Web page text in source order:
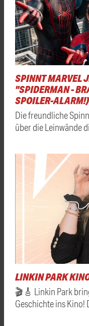
SPINNT MARVEL
"SPIDERMAN -
SPOILER-ALARM!)
Die freundliche
über die Leinwände
LINKIN PARK
🎬🎸 Linkin Park
Geschichte ins